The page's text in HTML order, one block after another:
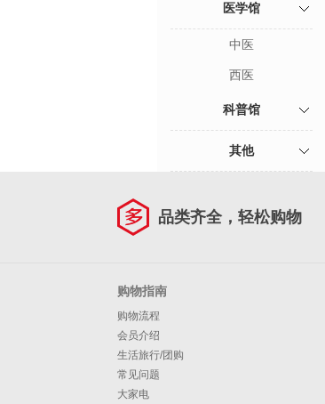
医学馆
中医
西医
科普馆
其他
品类齐全，轻松购物
购物指南
购物流程
会员介绍
生活旅行/团购
常见问题
大家电